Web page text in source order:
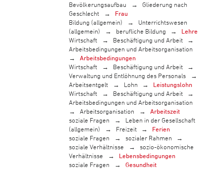
Bevölkerungsaufbau
Gliederung nach
Geschlecht
Frau
Bildung (allgemein)
Unterrichtswesen
(allgemein)
berufliche Bildung
Lehre
Wirtschaft
Beschäftigung und Arbeit
Arbeitsbedingungen und Arbeitsorganisation
Arbeitsbedingungen
Wirtschaft
Beschäftigung und Arbeit
Verwaltung und Entlöhnung des Personals
Arbeitsentgelt
Lohn
Leistungslohn
Wirtschaft
Beschäftigung und Arbeit
Arbeitsbedingungen und Arbeitsorganisation
Arbeitsorganisation
Arbeitszeit
soziale Fragen
Leben in der Gesellschaft
(allgemein)
Freizeit
Ferien
soziale Fragen
sozialer Rahmen
soziale Verhältnisse
sozio-ökonomische
Verhältnisse
Lebensbedingungen
soziale Fragen
Gesundheit